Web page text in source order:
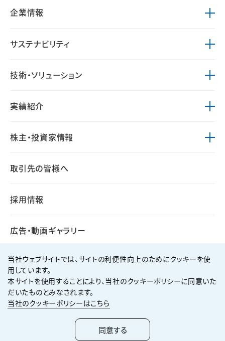
企業情報
サステナビリティ
技術・ソリューション
実績紹介
株主・投資家情報
取引先の皆様へ
採用情報
広告・動画ギャラリー
個人情報保護方針
サイト利用規約
サイトマップ
2026KUMAGAI GUMI CO.,LTD All Rights Reserved.
当社ウェブサイトでは、サイトの利便性向上のためにクッキーを使
用しています。
本サイトを使用することにより、当社のクッキーポリシーに同意いた
だいたものとみなされます。
当社のクッキーポリシーはこちら
同意する